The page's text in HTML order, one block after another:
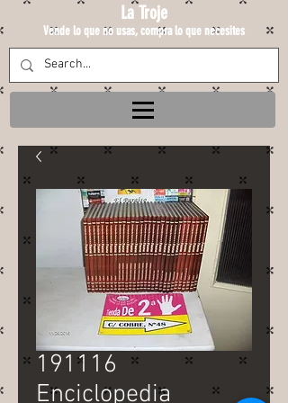
La Troje
Vende lo que no usas, compra lo que necesites
191116
Enciclopedia